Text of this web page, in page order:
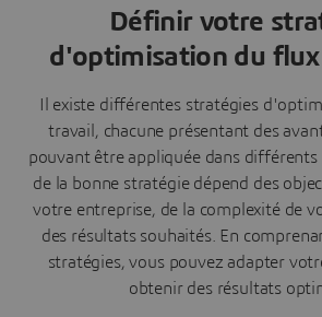
Définir votre
d'optimisation du flux
Il existe différentes stratégies
travail, chacune présentant des
pouvant être appliquée dans différents
de la bonne stratégie dépend des
votre entreprise, de la complexité de
des résultats souhaités. En
stratégies, vous pouvez adapter
obtenir des résultats